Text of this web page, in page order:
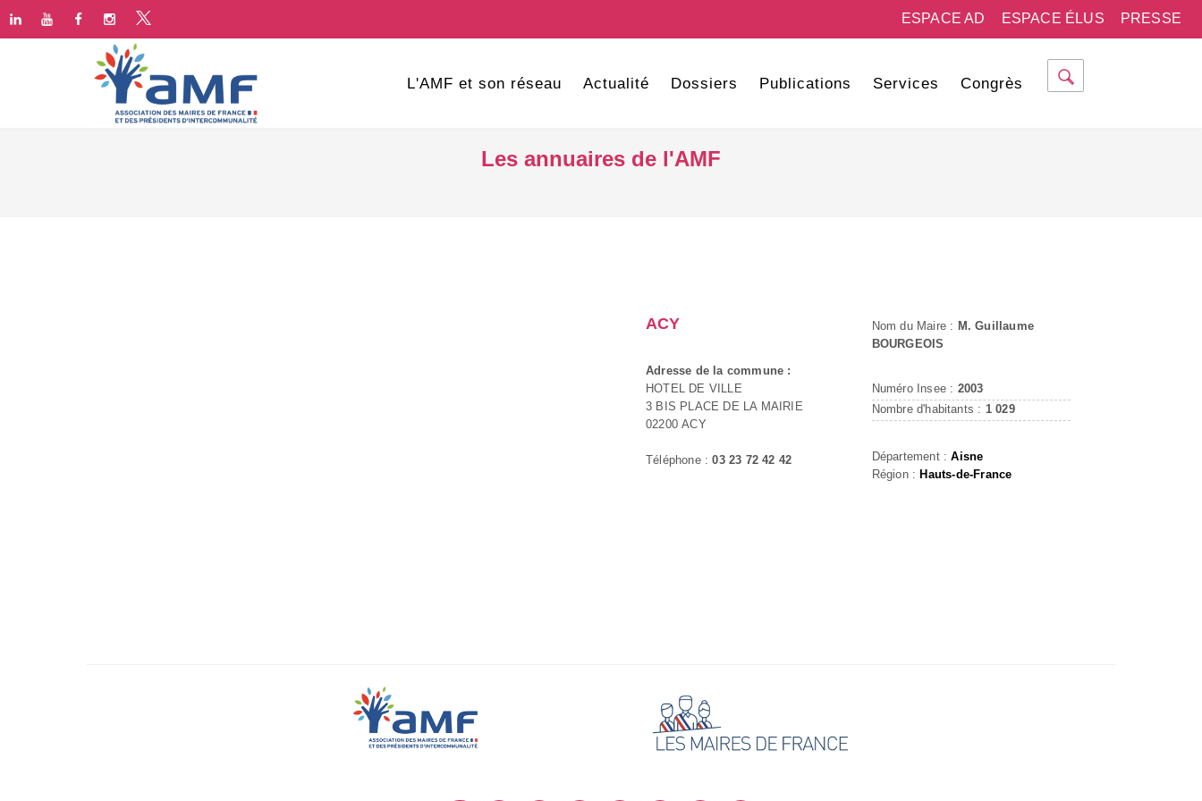
PRESSE
ESPACE ÉLUS
ESPACE AD
L'AMF et son réseau Actualité Dossiers Publications Services Congrès
Les annuaires de l'AMF
ACY
Adresse de la commune :
HOTEL DE VILLE
3 BIS PLACE DE LA MAIRIE
02200 ACY
Téléphone :03 23 72 42 42
Nom du Maire : M. Guillaume
BOURGEOIS
Numéro Insee : 2003
Nombre d'habitants : 1 029
Département :Aisne
Région : Hauts-de-France